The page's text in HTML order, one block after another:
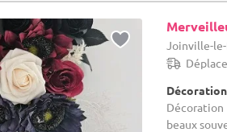
Joinville-
Décoration
beaux